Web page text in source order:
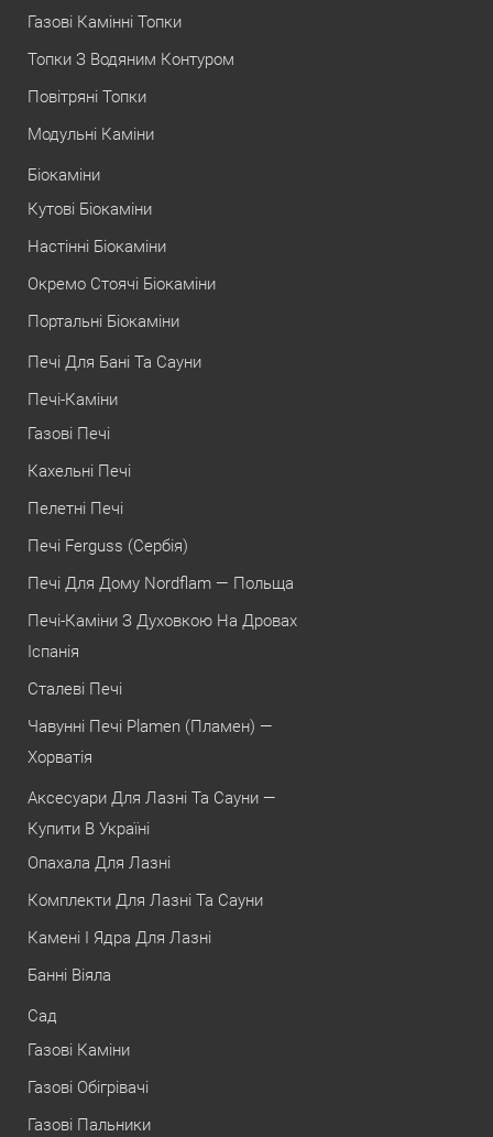
Газові Камінні Топки
Топки З Водяним Контуром
Повітряні Топки
Модульні Каміни
Біокаміни
Кутові Біокаміни
Настінні Біокаміни
Окремо Стоячі Біокаміни
Портальні Біокаміни
Печі Для Бані Та Сауни
Печі-Каміни
Газові Печі
Кахельні Печі
Пелетні Печі
Печі Ferguss (Сербія)
Печі Для Дому Nordflam — Польща
Печі-Каміни З Духовкою На Дровах
Іспанія
Сталеві Печі
Чавунні Печі Plamen (Пламен) —
Хорватія
Аксесуари Для Лазні Та Сауни —
Купити В Україні
Опахала Для Лазні
Комплекти Для Лазні Та Сауни
Камені І Ядра Для Лазні
Банні Віяла
Сад
Газові Каміни
Газові Обігрівачі
Газові Пальники